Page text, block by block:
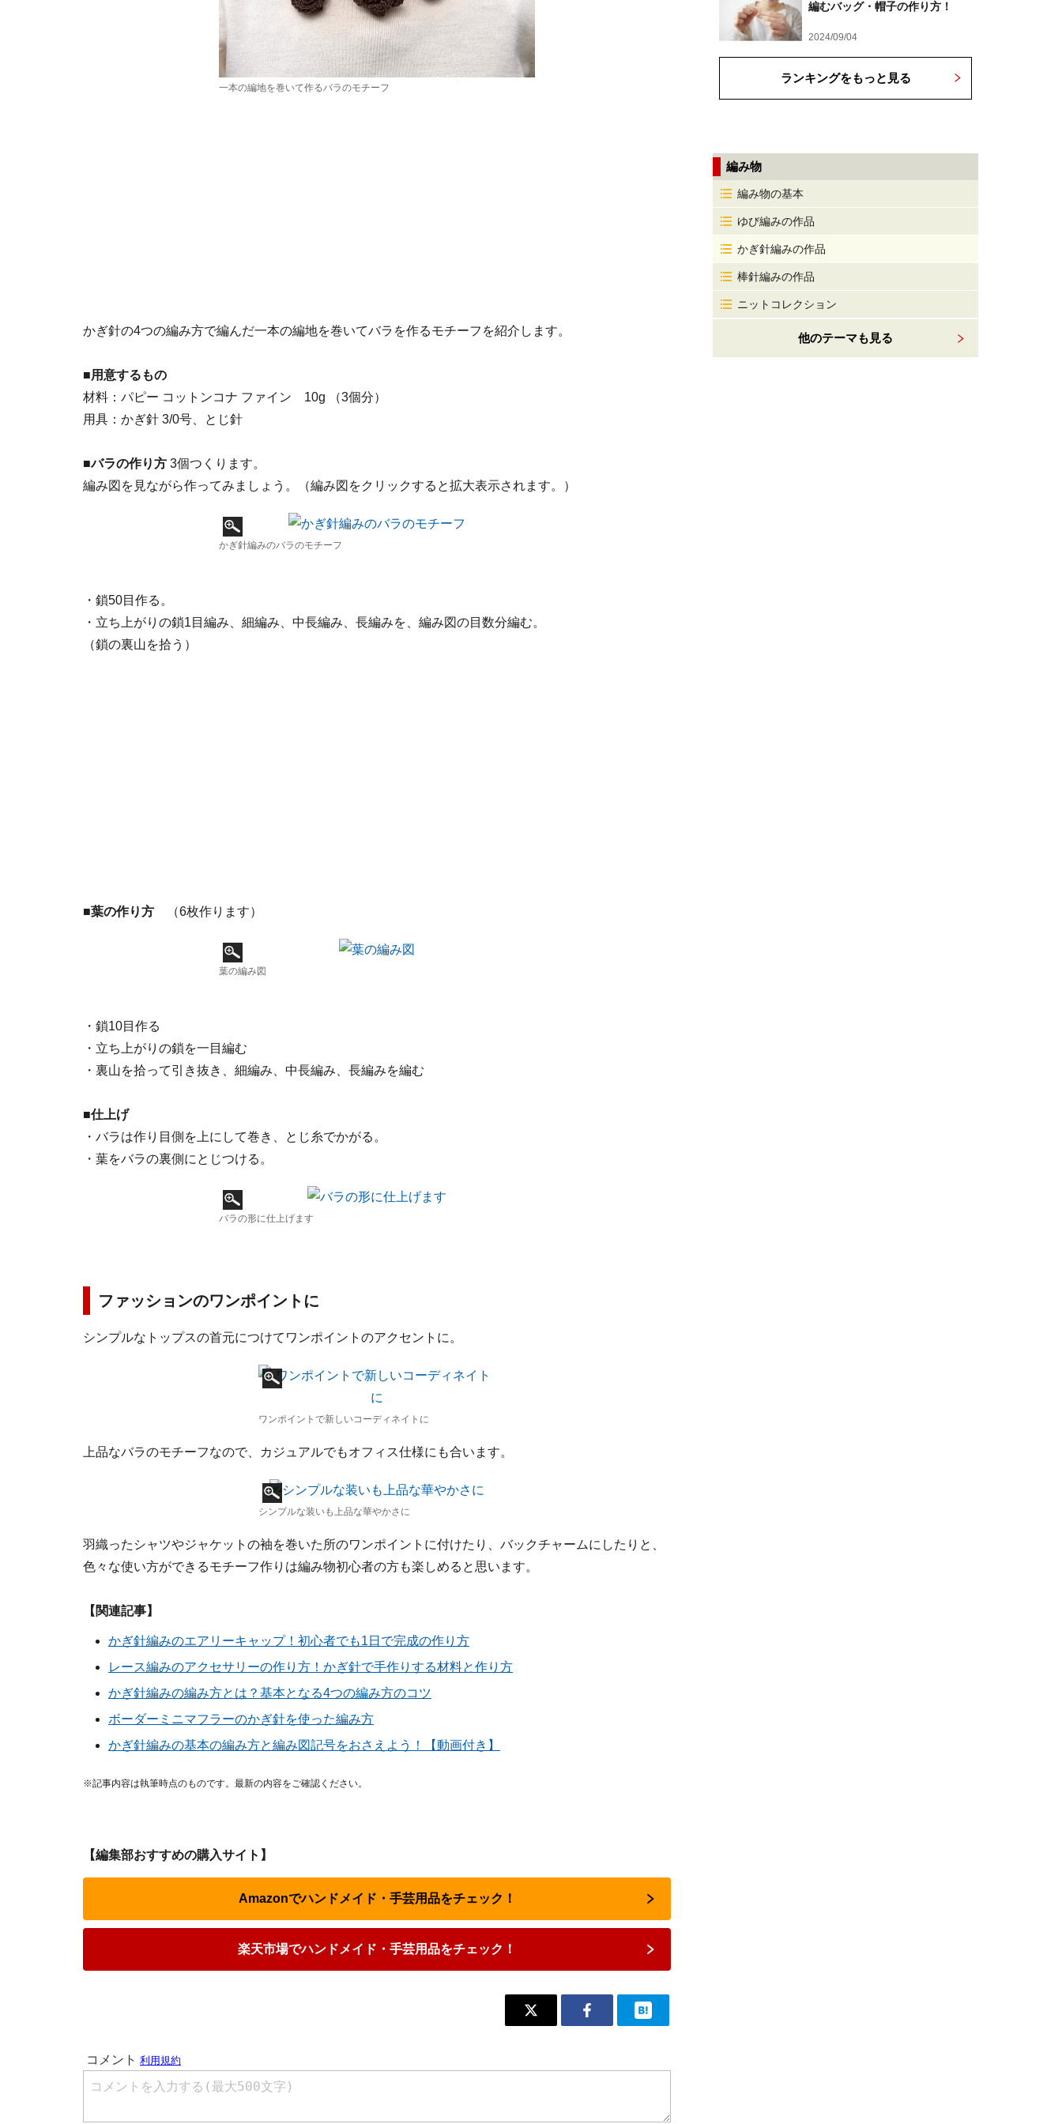
一本の編地を巻いて作るバラのモチーフ
かぎ針の4つの編み方で編んだ一本の編地を巻いてバラを作るモチーフを紹介します。
■用意するもの
材料：パピー コットンコナ ファイン 10g （3個分）
用具：かぎ針 3/0号、とじ針
■バラの作り方 3個つくります。
編み図を見ながら作ってみましょう。（編み図をクリックすると拡大表示されます。）
かぎ針編みのバラのモチーフ
・鎖50目作る。
・立ち上がりの鎖1目編み、細編み、中長編み、長編みを、編み図の目数分編む。
（鎖の裏山を拾う）
■葉の作り方 （6枚作ります）
葉の編み図
・鎖10目作る
・立ち上がりの鎖を一目編む
・裏山を拾って引き抜き、細編み、中長編み、長編みを編む
■仕上げ
・バラは作り目側を上にして巻き、とじ糸でかがる。
・葉をバラの裏側にとじつける。
バラの形に仕上げます
ファッションのワンポイントに
シンプルなトップスの首元につけてワンポイントのアクセントに。
ワンポイントで新しいコーディネイトに
上品なバラのモチーフなので、カジュアルでもオフィス仕様にも合います。
シンプルな装いも上品な華やかさに
羽織ったシャツやジャケットの袖を巻いた所のワンポイントに付けたり、バックチャームにしたりと、
色々な使い方ができるモチーフ作りは編み物初心者の方も楽しめると思います。
【関連記事】
かぎ針編みのエアリーキャップ！初心者でも1日で完成の作り方
レース編みのアクセサリーの作り方！かぎ針で手作りする材料と作り方
かぎ針編みの編み方とは？基本となる4つの編み方のコツ
ボーダーミニマフラーのかぎ針を使った編み方
かぎ針編みの基本の編み方と編み図記号をおさえよう！【動画付き】
※記事内容は執筆時点のものです。最新の内容をご確認ください。
【編集部おすすめの購入サイト】
Amazonでハンドメイド・手芸用品をチェック！
楽天市場でハンドメイド・手芸用品をチェック！
編むバッグ・帽子の作り方！
2024/09/04
ランキングをもっと見る
編み物
編み物の基本
ゆび編みの作品
かぎ針編みの作品
棒針編みの作品
ニットコレクション
他のテーマも見る